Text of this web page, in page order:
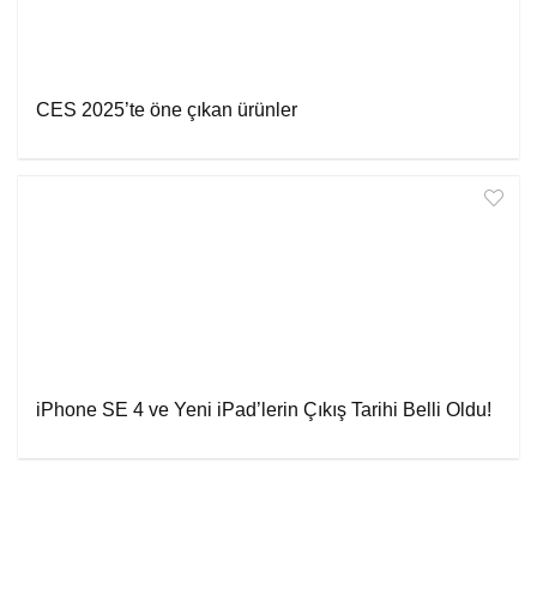
CES 2025’te öne çıkan ürünler
iPhone SE 4 ve Yeni iPad’lerin Çıkış Tarihi Belli Oldu!